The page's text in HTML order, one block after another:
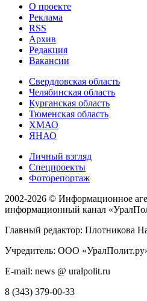
О проекте
Реклама
RSS
Архив
Редакция
Вакансии
Свердловская область
Челябинская область
Курганская область
Тюменская область
ХМАО
ЯНАО
Личный взгляд
Спецпроекты
Фоторепортаж
2002-2026 © Информационное
информационный канал
Главный редактор: Плотникова
Учредитель: ООО
E-mail: news @ uralpolit.ru
8 (343) 379-00-33